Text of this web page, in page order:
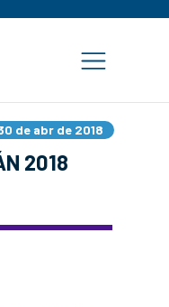
de abr de 2018
2018